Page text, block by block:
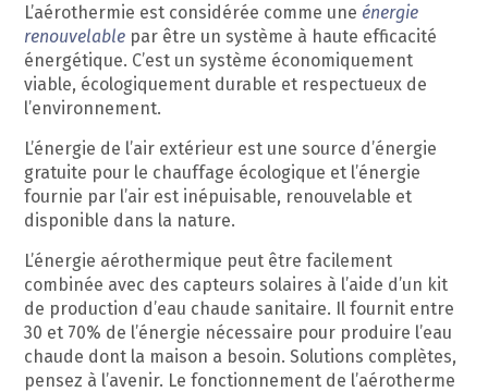
L’aérothermie est considérée comme uneénergie
renouvelable par être un système à haute efficacité
énergétique. C’est un système économiquement
viable, écologiquement durable et respectueux de
l’environnement.
L’énergie de l’air extérieur est une source d’énergie
gratuite pour le chauffage écologique et l’énergie
fournie par l’air est inépuisable, renouvelable et
disponible dans la nature.
L’énergie aérothermique peut être facilement
combinée avec des capteurs solaires à l’aide d’un kit
de production d’eau chaude sanitaire. Il fournit entre
30 et 70% de l’énergie nécessaire pour produire l’eau
chaude dont la maison a besoin. Solutions complètes,
pensez à l’avenir. Le fonctionnement de l’aérotherme